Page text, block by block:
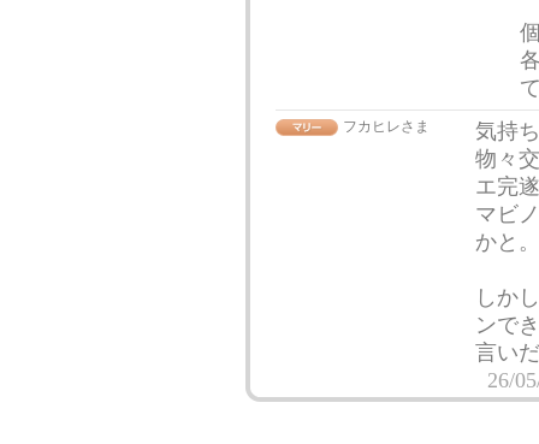
フカヒレさま
気持
物々
エ完
マビ
かと。
しか
ンで
言い
26/